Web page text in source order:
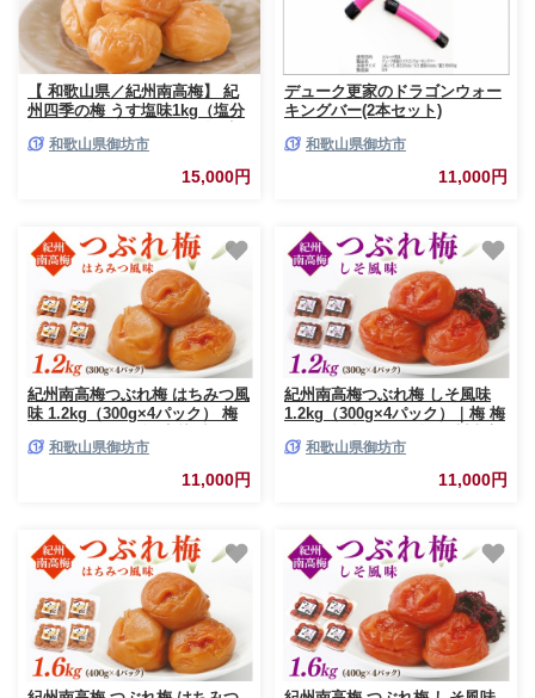
【 和歌山県／紀州南高梅】 紀
州四季の梅 うす塩味1kg（塩分
熟 あっさり 塩分控えめ 減塩 う
すしお 厳選 A級 化粧箱入り 贈
答用 贈り物 プレゼント
和歌山県御坊市
15,000円
デューク更家のドラゴンウォー
キングバー(2本セット)
和歌山県御坊市
11,000円
紀州南高梅つぶれ梅 はちみつ風
味 1.2kg（300g×4パック） 梅
保存 ご飯 お茶漬け おやつ ご家
庭用 お裾分け 独自製法 お子様
和歌山県御坊市
11,000円
紀州南高梅つぶれ梅 しそ風味
1.2kg（300g×4パック）｜梅 梅
梅 和歌山県御坊市
11,000円